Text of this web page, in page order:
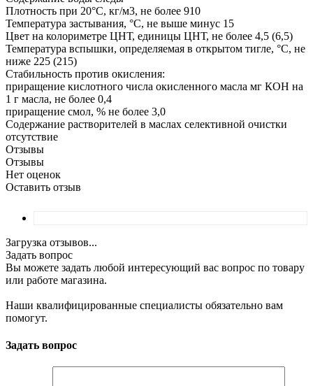
Плотность при 20°С, кг/м3, не более 910
Температура застывания, °С, не выше минус 15
Цвет на колориметре ЦНТ, единицы ЦНТ, не более 4,5 (6,5)
Температура вспышки, определяемая в открытом тигле, °С, не
ниже 225 (215)
Стабильность против окисления:
приращение кислотного числа окисленного масла мг КОН на
1 г масла, не более 0,4
приращение смол, % не более 3,0
Содержание растворителей в маслах селективной очистки
отсутствие
Отзывы
Отзывы
Нет оценок
Оставить отзыв
Загрузка отзывов...
Задать вопрос
Вы можете задать любой интересующий вас вопрос по товару
или работе магазина.
Наши квалифицированные специалисты обязательно вам
помогут.
Задать вопрос